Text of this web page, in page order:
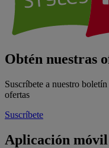
Obtén nuestras
Suscríbete a nuestro
ofertas
Suscríbete
Aplicación móvil